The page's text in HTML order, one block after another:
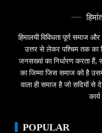
हिमालयी विविधता पूर्ण समाज
उत्तर से लेकर पश्चिम तक का
जनसख्यां का निर्धारण करता हैं,
का जिम्मा जिस समाज को है
वाला ही समाज है जो सदियों से
POPULAR